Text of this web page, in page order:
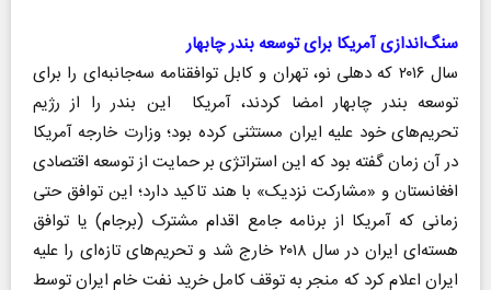
سنگ‌اندازی آمریکا برای توسعه بندر چابهار
سال ۲۰۱۶ که دهلی نو، تهران و کابل توافقنامه سه‌جانبه‌ای را برای
توسعه بندر چابهار امضا کردند، آمریکا ‌ این بندر را از رژیم
تحریم‌های خود علیه ایران مستثنی کرده بود‌؛ وزارت ‌‌خارجه آمریکا
در آن زمان گفته بود که این استراتژی بر حمایت از توسعه اقتصادی
افغانستان و «مشارکت نزدیک» با هند تاکید دارد؛ این توافق حتی
زمانی که آمریکا از برنامه جامع اقدام مشترک (برجام) یا توافق
هسته‌ای ایران در سال ۲۰۱۸ خارج شد و تحریم‌های تازه‌ای را علیه
ایران اعلام کرد که منجر به توقف کامل خرید نفت خام ایران توسط